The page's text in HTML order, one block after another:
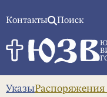
Контакты Поиск
Указы